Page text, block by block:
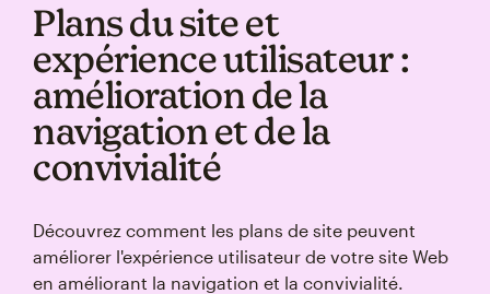
Plans du site et
expérience utilisateur :
amélioration de la
navigation et de la
convivialité
Découvrez comment les plans de site peuvent
améliorer l'expérience utilisateur de votre site Web
en améliorant la navigation et la convivialité.